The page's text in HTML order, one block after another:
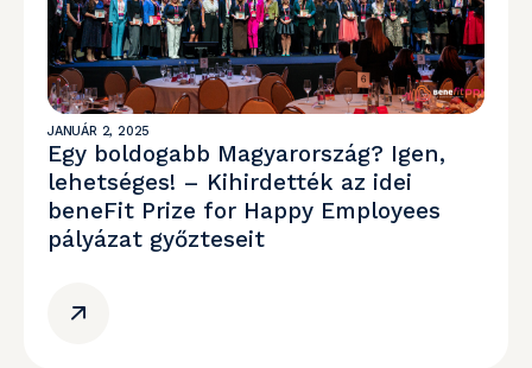
JANUÁR 2, 2025
Egy boldogabb Magyarország? Igen,
lehetséges! – Kihirdették az idei
beneFit Prize for Happy Employees
pályázat győzteseit